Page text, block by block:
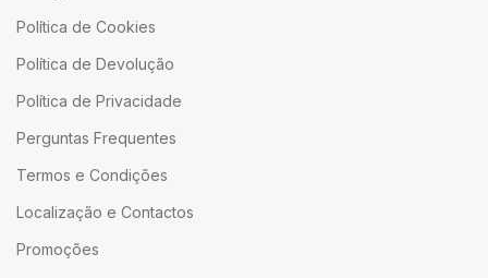
Política de Cookies
Política de Devolução
Política de Privacidade
Perguntas Frequentes
Termos e Condições
Localização e Contactos
Promoções